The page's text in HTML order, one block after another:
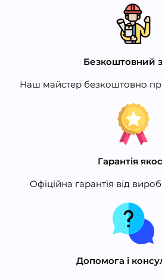
Безкоштовний
Наш майстер безкоштовно
Гарантія
Офіційна гарантія від
Допомога і